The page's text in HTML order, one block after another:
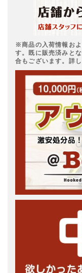
※商品の入荷情報お
す。既に販売済みと
合もございます。詳